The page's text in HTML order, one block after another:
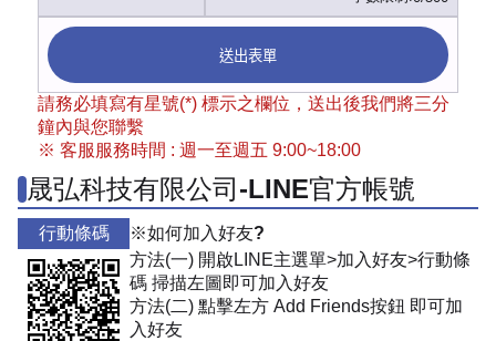
送出表單
請務必填寫有星號(*) 標示之欄位，送出後我們將三分
鐘內與您聯繫
※ 客服服務時間 : 週一至週五 9:00~18:00
晟弘科技有限公司-LINE官方帳號
行動條碼
※如何加入好友?
方法(一) 開啟LINE主選單>加入好友>行動條
碼 掃描左圖即可加入好友
方法(二) 點擊左方 Add Friends按鈕 即可加
入好友